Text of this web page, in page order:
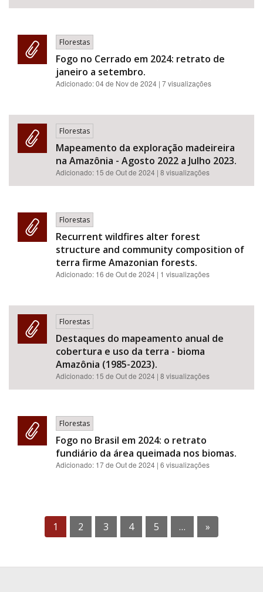
Florestas
Fogo no Cerrado em 2024: retrato de
janeiro a setembro.
Adicionado:04 de Nov de 2024 | 7 visualizações
Florestas
Mapeamento da exploração madeireira
na Amazônia - Agosto 2022 a Julho 2023.
Adicionado: 15 de Out de 2024 | 8 visualizações
Florestas
Recurrent wildfires alter forest
structure and community composition of
terra firme Amazonian forests.
Adicionado: 16 de Out de 2024 | 1 visualizações
Florestas
Destaques do mapeamento anual de
cobertura e uso da terra - bioma
Amazônia (1985-2023).
Adicionado: 15 de Out de 2024 | 8 visualizações
Florestas
Fogo no Brasil em 2024: o retrato
fundiário da área queimada nos biomas.
Adicionado: 17 de Out de 2024 | 6 visualizações
1 2 3 4 5 … »